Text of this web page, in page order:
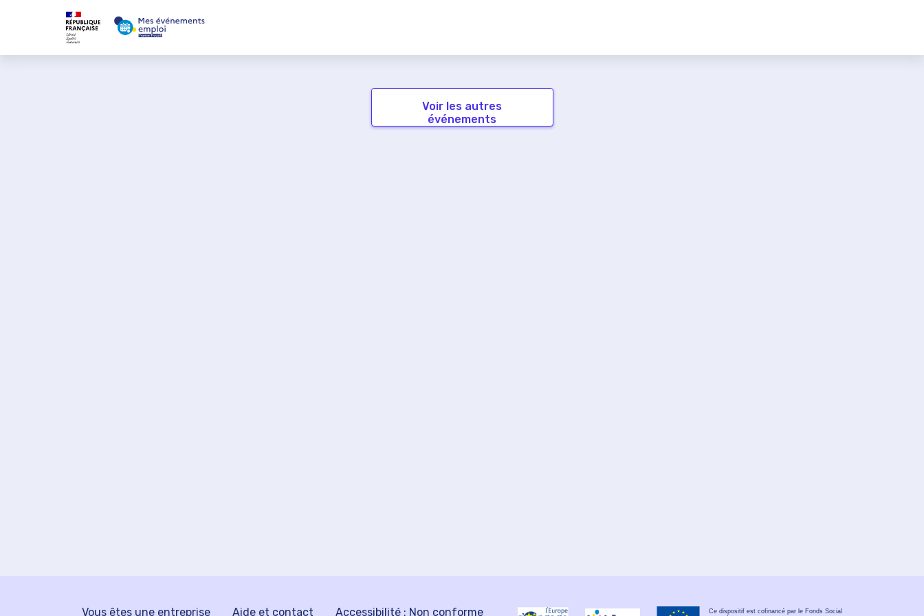
Voir les autres
événements
Vous êtes une entreprise Aide et contact Accessibilité : Non conforme
Ce dispositif est cofinancé par le Fonds Social